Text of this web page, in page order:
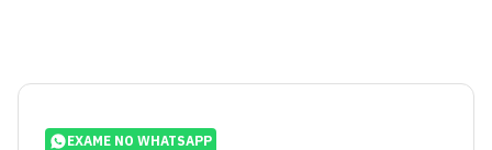
EXAME NO WHATSAPP